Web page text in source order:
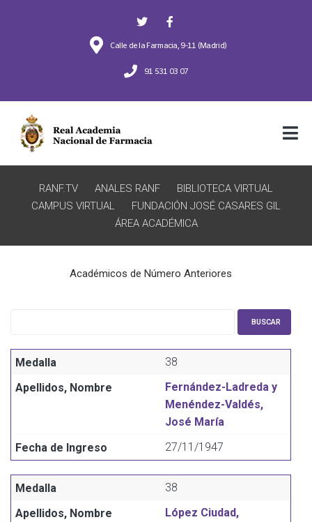
Calle de la Farmacia, 9-11 (Madrid)
91 531 03 07
RANF.TV ANALES RANF
BIBLIOTECA VIRTUAL
CAMPUS VIRTUAL
FUNDACIÓN JOSÉ CASARES GIL
ÁREA ACADÉMICA
Académicos de Número Anteriores
38
Fernández-Ladreda y
Menéndez-Valdés,
José María
27/11/1947
38
López Ciudad,